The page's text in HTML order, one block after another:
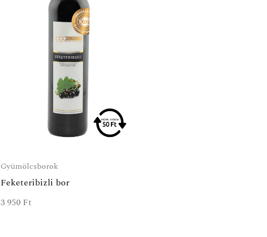
Gyümölcsborok
Feketeribizli bor
3 950 Ft